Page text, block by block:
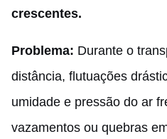
crescentes.
Problema: Durante o
distância, flutuações
umidade e pressão do ar
vazamentos ou quebras